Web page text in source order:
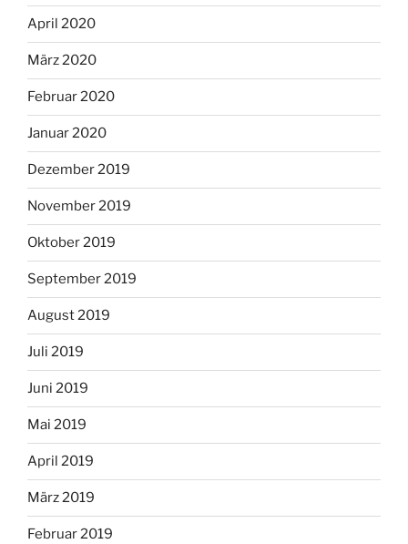
April 2020
März 2020
Februar 2020
Januar 2020
Dezember 2019
November 2019
Oktober 2019
September 2019
August 2019
Juli 2019
Juni 2019
Mai 2019
April 2019
März 2019
Februar 2019